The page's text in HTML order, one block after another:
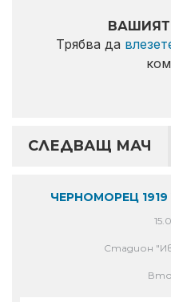
Трябва да
СЛЕДВАЩ МАЧ
ЧЕРНОМОРЕЦ
Стадион